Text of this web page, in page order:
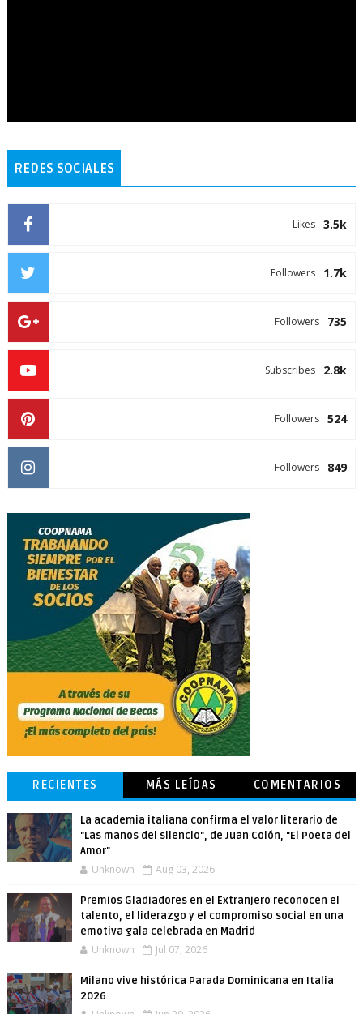
REDES SOCIALES
3.5k
Likes
1.7k
Followers
735
Followers
2.8k
Subscribes
524
Followers
849
Followers
RECIENTES MÁS LEÍDAS COMENTARIOS
La academia italiana confirma el valor literario de
"Las manos del silencio", de Juan Colón, "El Poeta del
Amor"
Unknown Aug 03, 2026
Premios Gladiadores en el Extranjero reconocen el
talento, el liderazgo y el compromiso social en una
emotiva gala celebrada en Madrid
Unknown Jul 07, 2026
Milano vive histórica Parada Dominicana en Italia
2026